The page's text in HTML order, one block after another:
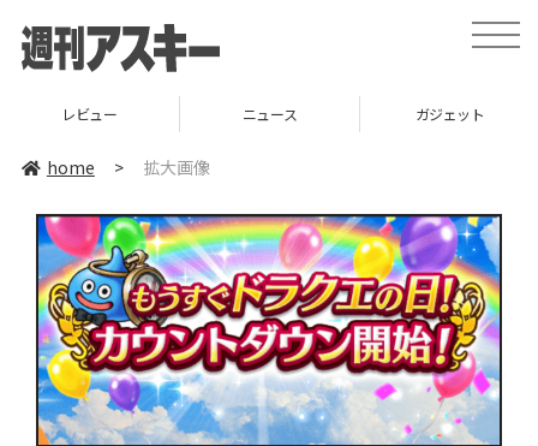
toggle
レビュー ニュース ガジェット
home > 拡大画像